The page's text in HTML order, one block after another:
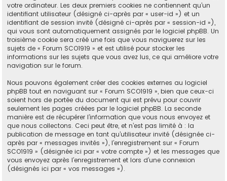
votre ordinateur. Les deux premiers cookies ne contiennent qu’un
identifiant utilisateur (désigné ci-après par « user-id ») et un
identifiant de session invité (désigné ci-après par « session-id »),
qui vous sont automatiquement assignés par le logiciel phpBB. Un
troisième cookie sera créé une fois que vous naviguerez sur les
sujets de « Forum SCO1919 » et est utilisé pour stocker les
informations sur les sujets que vous avez lus, ce qui améliore votre
navigation sur le forum.
Nous pouvons également créer des cookies externes au logiciel
phpBB tout en naviguant sur « Forum SCO1919 », bien que ceux-ci
soient hors de portée du document qui est prévu pour couvrir
seulement les pages créées par le logiciel phpBB. La seconde
manière est de récupérer l’information que vous nous envoyez et
que nous collectons. Ceci peut être, et n’est pas limité à : la
publication de message en tant qu’utilisateur invité (désignée ci-
après par « messages invités »), l’enregistrement sur « Forum
SCO1919 » (désignée ici par « votre compte ») et les messages que
vous envoyez après l’enregistrement et lors d’une connexion
(désignés ici par « vos messages »).